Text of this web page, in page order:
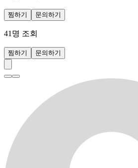
찜하기 문의하기
41 명 조회
찜하기 문의하기